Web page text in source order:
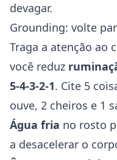
devagar.
Grounding: volte
Traga a atenção ao
você reduz
5-4-3-2-1. Cite 5
ouve, 2 cheiros e 1
Água fria no rosto
a desacelerar o